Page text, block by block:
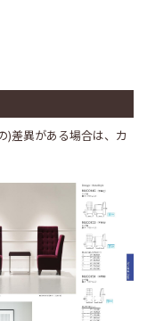
)差異がある場合は、カ